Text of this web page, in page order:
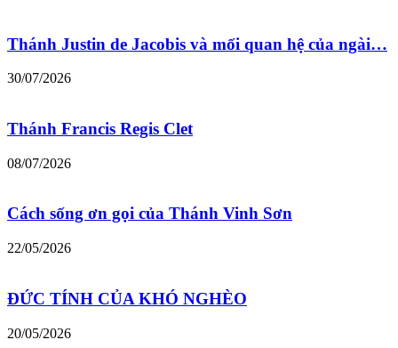
Thánh Justin de Jacobis và mối quan hệ của ngài…
30/07/2026
Thánh Francis Regis Clet
08/07/2026
Cách sống ơn gọi của Thánh Vinh Sơn
22/05/2026
ĐỨC TÍNH CỦA KHÓ NGHÈO
20/05/2026